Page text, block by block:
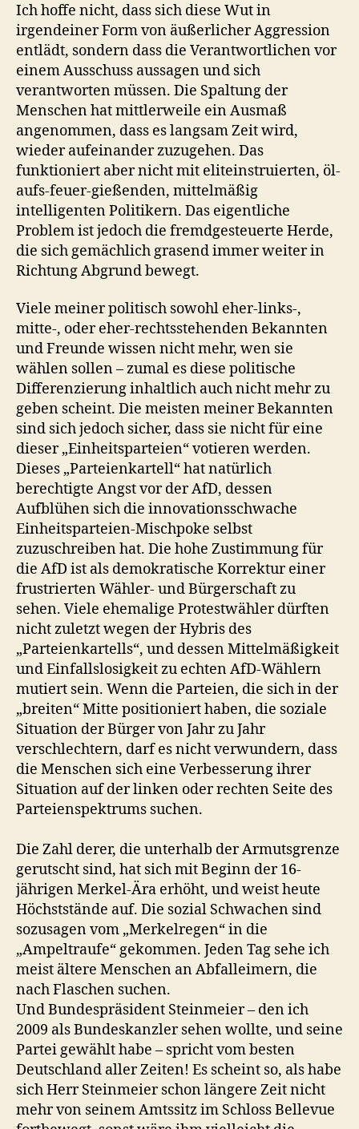
Ich hoffe nicht, dass sich diese Wut in
irgendeiner Form von äußerlicher Aggression
entlädt, sondern dass die Verantwortlichen vor
einem Ausschuss aussagen und sich
verantworten müssen. Die Spaltung der
Menschen hat mittlerweile ein Ausmaß
angenommen, dass es langsam Zeit wird,
wieder aufeinander zuzugehen. Das
funktioniert aber nicht mit eliteinstruierten, öl-
aufs-feuer-gießenden, mittelmäßig
intelligenten Politikern. Das eigentliche
Problem ist jedoch die fremdgesteuerte Herde,
die sich gemächlich grasend immer weiter in
Richtung Abgrund bewegt.
Viele meiner politisch sowohl eher-links-,
mitte-, oder eher-rechtsstehenden Bekannten
und Freunde wissen nicht mehr, wen sie
wählen sollen – zumal es diese politische
Differenzierung inhaltlich auch nicht mehr zu
geben scheint. Die meisten meiner Bekannten
sind sich jedoch sicher, dass sie nicht für eine
dieser „Einheitsparteien“ votieren werden.
Dieses „Parteienkartell“ hat natürlich
berechtigte Angst vor der AfD, dessen
Aufblühen sich die innovationsschwache
Einheitsparteien-Mischpoke selbst
zuzuschreiben hat. Die hohe Zustimmung für
die AfD ist als demokratische Korrektur einer
frustrierten Wähler- und Bürgerschaft zu
sehen. Viele ehemalige Protestwähler dürften
nicht zuletzt wegen der Hybris des
„Parteienkartells“, und dessen Mittelmäßigkeit
und Einfallslosigkeit zu echten AfD-Wählern
mutiert sein. Wenn die Parteien, die sich in der
„breiten“ Mitte positioniert haben, die soziale
Situation der Bürger von Jahr zu Jahr
verschlechtern, darf es nicht verwundern, dass
die Menschen sich eine Verbesserung ihrer
Situation auf der linken oder rechten Seite des
Parteienspektrums suchen.
Die Zahl derer, die unterhalb der Armutsgrenze
gerutscht sind, hat sich mit Beginn der 16-
jährigen Merkel-Ära erhöht, und weist heute
Höchststände auf. Die sozial Schwachen sind
sozusagen vom „Merkelregen“ in die
„Ampeltraufe“ gekommen. Jeden Tag sehe ich
meist ältere Menschen an Abfalleimern, die
nach Flaschen suchen.
Und Bundespräsident Steinmeier – den ich
2009 als Bundeskanzler sehen wollte, und seine
Partei gewählt habe – spricht vom besten
Deutschland aller Zeiten! Es scheint so, als habe
sich Herr Steinmeier schon längere Zeit nicht
mehr von seinem Amtssitz im Schloss Bellevue